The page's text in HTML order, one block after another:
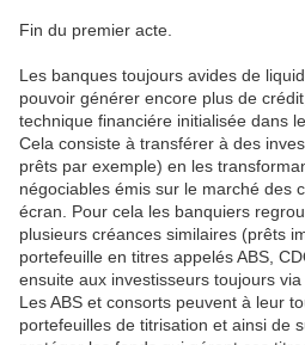
Fin du premier acte.
Les banques toujours avides de
pouvoir générer encore plus de
technique financiére initialisée dans
Cela consiste à transférer à des
prêts par exemple) en les
négociables émis sur le marché des
écran. Pour cela les banquiers
plusieurs créances similaires (prêts
portefeuille en titres appelés ABS,
ensuite aux investisseurs toujours
Les ABS et consorts peuvent à leur
portefeuilles de titrisation et ainsi de